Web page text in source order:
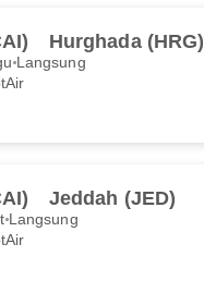
Hurghada (HRG)
Langsung
Jeddah (JED)
Langsung